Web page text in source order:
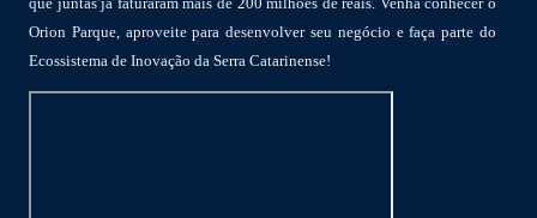
Orion Parque, aproveite para desenvolver seu negócio e faça parte do
Ecossistema de Inovação da Serra Catarinense!